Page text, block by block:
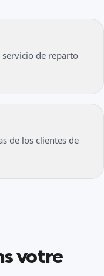
servicio de reparto
de los clientes de
votre